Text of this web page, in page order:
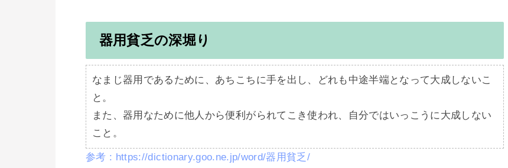
器用貧乏の深堀り
なまじ器用であるために、あちこちに手を出し、どれも中途半端となって大成しないこ
と。
また、器用なために他人から便利がられてこき使われ、自分ではいっこうに大成しない
こと。
参考 : https://dictionary.goo.ne.jp/word/器用貧乏/